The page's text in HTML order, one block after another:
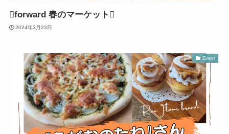
forward 春のマーケット
2024年3月23日
Event